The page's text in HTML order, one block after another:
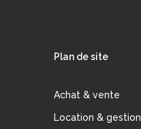
Plan de site
Achat & vente
Location & gestion